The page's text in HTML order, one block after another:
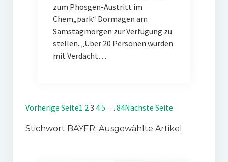
zum Phosgen-Austritt im
Chem„park“ Dormagen am
Samstagmorgen zur Verfügung zu
stellen. „Über 20 Personen wurden
mit Verdacht…
Vorherige Seite1 23 45 … 84Nächste Seite
Stichwort BAYER: Ausgewählte Artikel